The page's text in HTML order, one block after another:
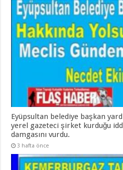
Eyüpsultan belediye başkan
yerel gazeteci şirket kurduğu
damgasını vurdu.
3 hafta önce